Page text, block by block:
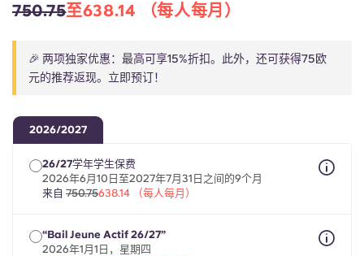
Español
Català
French
Portuguese
750.75至638.14 （每人每月）
🎉 两项独家优惠：最高可享15%折扣。此外，还可获得75欧
元的推荐返现。立即预订！
2026/2027
26/27学年学生保费
2026年6月10日至2027年7月31日之间的9个月
来自 750.75638.14 （每人每月）
“Bail Jeune Actif 26/27”
2026年1月1日，星期四